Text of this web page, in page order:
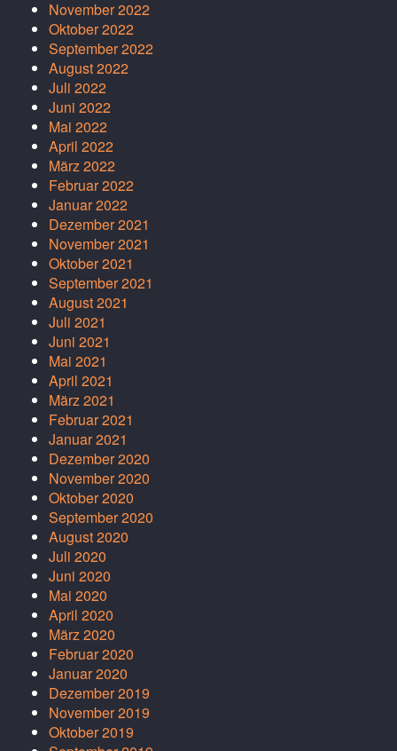
November 2022
Oktober 2022
September 2022
August 2022
Juli 2022
Juni 2022
Mai 2022
April 2022
März 2022
Februar 2022
Januar 2022
Dezember 2021
November 2021
Oktober 2021
September 2021
August 2021
Juli 2021
Juni 2021
Mai 2021
April 2021
März 2021
Februar 2021
Januar 2021
Dezember 2020
November 2020
Oktober 2020
September 2020
August 2020
Juli 2020
Juni 2020
Mai 2020
April 2020
März 2020
Februar 2020
Januar 2020
Dezember 2019
November 2019
Oktober 2019